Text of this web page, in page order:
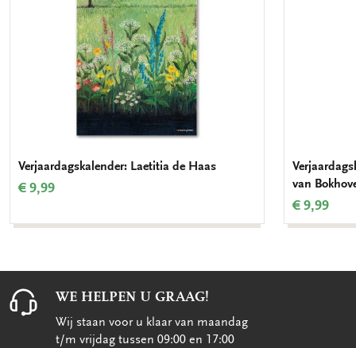
Verjaardagskalender: Laetitia de Haas
€ 9,99
van
€ 9,99
WE HELPEN U GRAAG!
Wij staan voor u klaar van maandag
t/m vrijdag tussen 09:00 en 17:00